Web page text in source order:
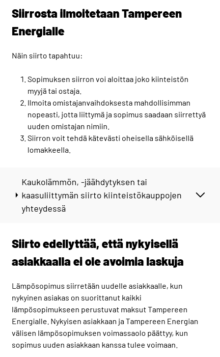
Siirrosta ilmoitetaan Tampereen
Energialle
Näin siirto tapahtuu:
Sopimuksen siirron voi aloittaa joko kiinteistön
myyjä tai ostaja.
Ilmoita omistajanvaihdoksesta mahdollisimman
nopeasti, jotta liittymä ja sopimus saadaan siirrettyä
uuden omistajan nimiin.
Siirron voit tehdä kätevästi oheisella sähköisellä
lomakkeella.
Kaukolämmön, -jäähdytyksen tai
kaasuliittymän siirto kiinteistökauppojen
yhteydessä
Siirto edellyttää, että nykyisellä
asiakkaalla ei ole avoimia laskuja
Lämpösopimus siirretään uudelle asiakkaalle, kun
nykyinen asiakas on suorittanut kaikki
lämpösopimukseen perustuvat maksut Tampereen
Energialle. Nykyisen asiakkaan ja Tampereen Energian
välisen lämpösopimuksen voimassaolo päättyy, kun
sopimus uuden asiakkaan kanssa tulee voimaan.